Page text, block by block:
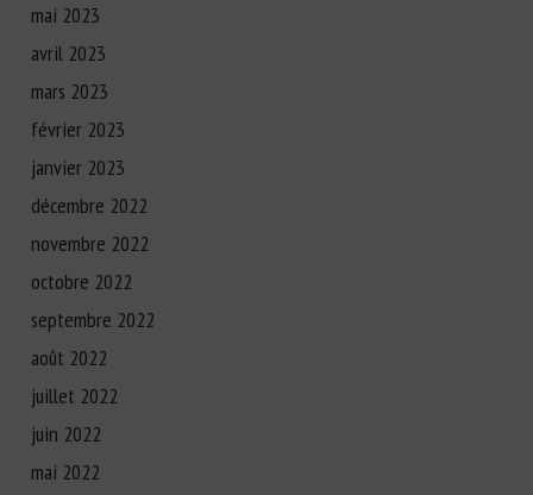
mai 2023
avril 2023
mars 2023
février 2023
janvier 2023
décembre 2022
novembre 2022
octobre 2022
septembre 2022
août 2022
juillet 2022
juin 2022
mai 2022